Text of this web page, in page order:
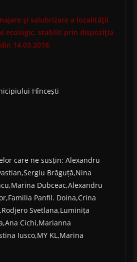
şi salubrizare a localităţii
ecologic, stabilit prin dispoziţia
14.03.2018.
Hîncești
care ne susțin: Alexandru
Brăguță,Nina
Dubceac,Alexandru
Panfil. Doina,Crina
Svetlana,Luminița
Cichi,Marianna
Iusco,MY KL,Marina